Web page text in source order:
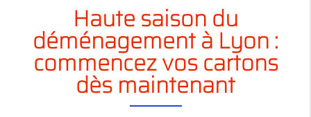
Haute saison du
déménagement à Lyon :
commencez vos cartons
dès maintenant